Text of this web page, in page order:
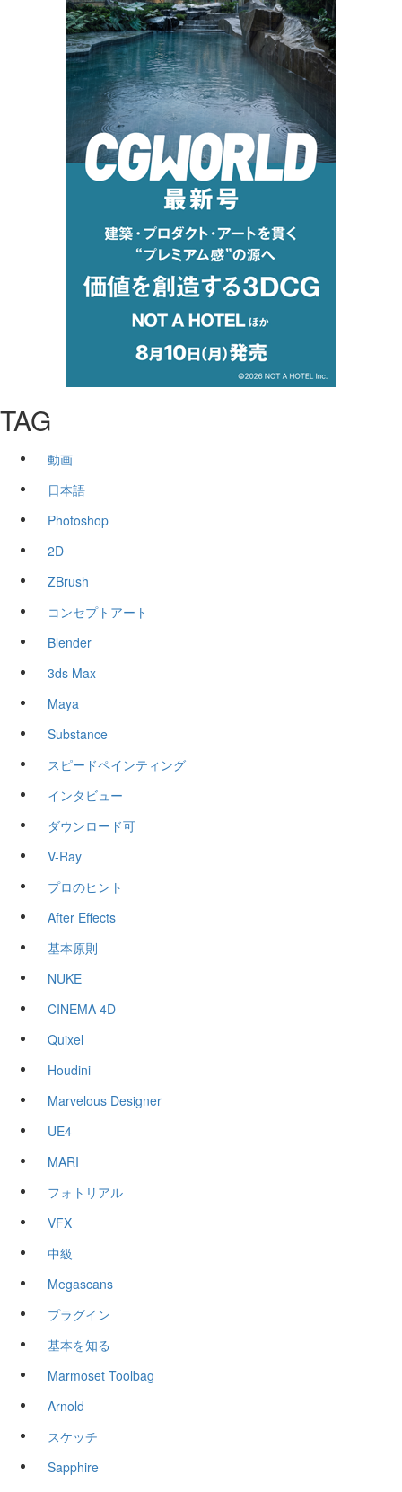
TAG
動画
日本語
Photoshop
2D
ZBrush
コンセプトアート
Blender
3ds Max
Maya
Substance
スピードペインティング
インタビュー
ダウンロード可
V-Ray
プロのヒント
After Effects
基本原則
NUKE
CINEMA 4D
Quixel
Houdini
Marvelous Designer
UE4
MARI
フォトリアル
VFX
中級
Megascans
プラグイン
基本を知る
Marmoset Toolbag
Arnold
スケッチ
Sapphire